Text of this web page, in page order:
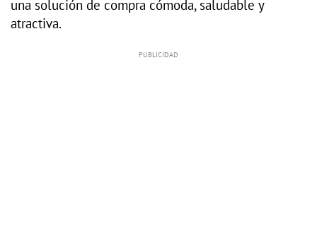
una solución de compra cómoda, saludable y
atractiva.